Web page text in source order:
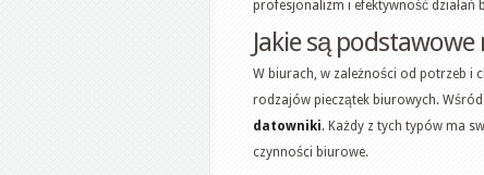
profesjonalizm i efektywność działań
Jakie są
W biurach, w zależności od potrzeb i
rodzajów pieczątek biurowych.
datowniki. Każdy z tych typów ma
czynności biurowe.